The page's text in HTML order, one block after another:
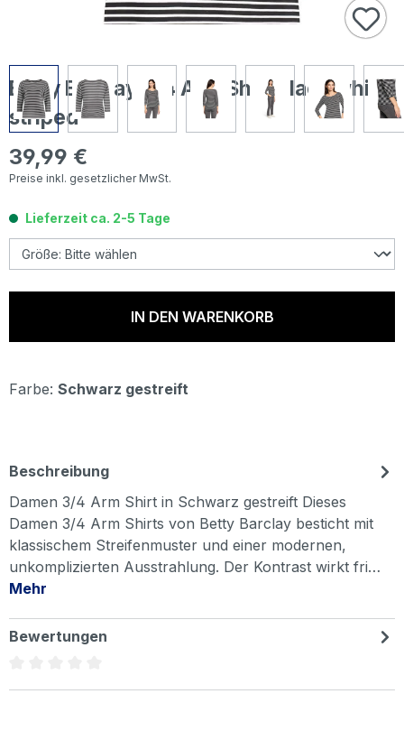
Betty Barclay 3/4 Arm Shirt black white
striped
Regulärer Preis:
39,99 €
Preise inkl. gesetzlicher MwSt.
Lieferzeit ca. 2-5 Tage
IN DEN WARENKORB
Farbe: Schwarz gestreift
Beschreibung
Damen 3/4 Arm Shirt in Schwarz gestreift Dieses
Damen 3/4 Arm Shirts von Betty Barclay besticht mit
klassischem Streifenmuster und einer modernen,
unkomplizierten Ausstrahlung. Der Kontrast wirkt fri…
Mehr
Bewertungen